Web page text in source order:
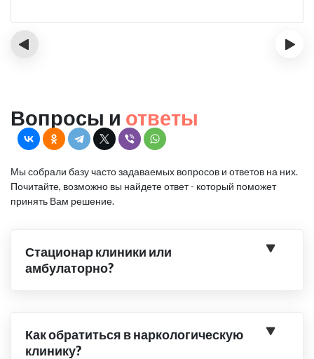
‹ ›
Вопросы и ответы
Мы собрали базу часто задаваемых вопросов и ответов на них.
Почитайте, возможно вы найдете ответ - который поможет
принять Вам решение.
Стационар клиники или
амбулаторно?
Как обратиться в наркологическую
клинику?